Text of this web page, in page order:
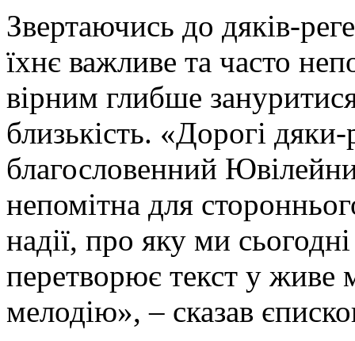
Звертаючись до дяків-
їхнє важливе та часто
вірним глибше
близькість. «Дорогі
благословенний
непомітна для
надії, про яку ми
перетворює текст у живе
мелодію», – сказав